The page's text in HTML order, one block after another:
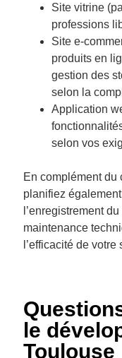
Site vitrine
professions
Site e-
produits en
gestion des
selon la
Application
selon vos
En complément du
planifiez
l’enregistrement
maintenance
l’efficacité de
le
Toulouse